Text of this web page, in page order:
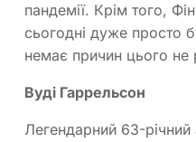
пандемії. Крім того,
сьогодні дуже просто
немає причин цього не
Вуді Гаррельсон
Легендарний 63-